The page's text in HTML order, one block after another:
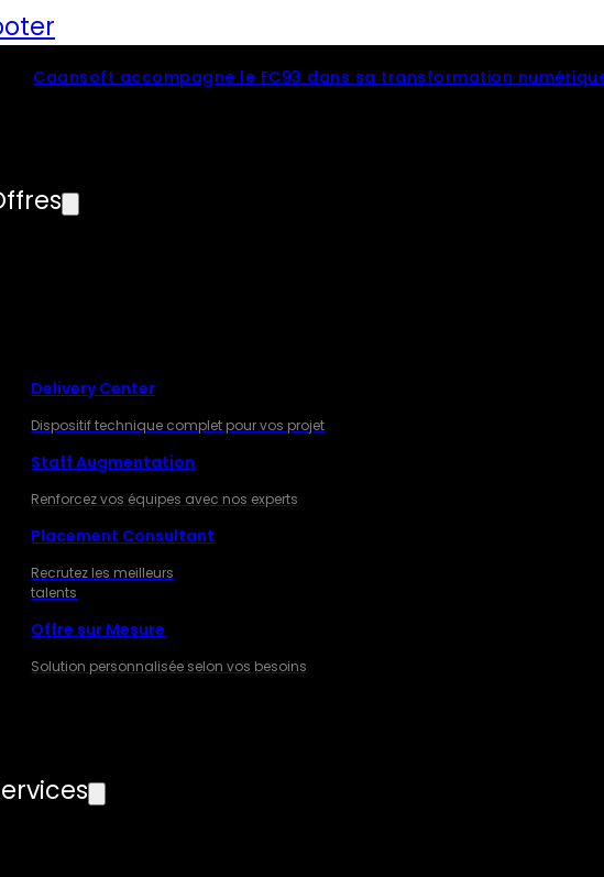
Caansoft accompagne le FC93 dans sa transformation
Delivery Center
Dispositif technique complet pour vos projet
Staff Augmentation
Renforcez vos équipes avec nos experts
Placement Consultant
Recrutez les meilleurs
talents
Offre sur Mesure
Solution personnalisée selon vos besoins